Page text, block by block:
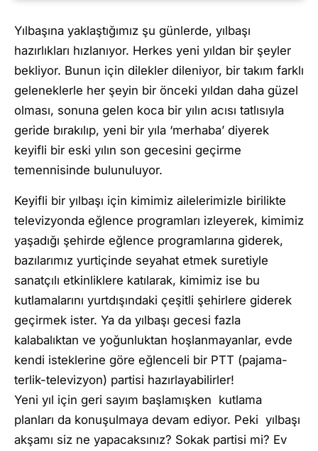
Yılbaşına yaklaştığımız şu günlerde, yılbaşı
hazırlıkları hızlanıyor. Herkes yeni yıldan bir şeyler
bekliyor. Bunun için dilekler dileniyor, bir takım farklı
geleneklerle her şeyin bir önceki yıldan daha güzel
olması, sonuna gelen koca bir yılın acısı tatlısıyla
geride bırakılıp, yeni bir yıla ‘merhaba’ diyerek
keyifli bir eski yılın son gecesini geçirme
temennisinde bulunuluyor.
Keyifli bir yılbaşı için kimimiz ailelerimizle birilikte
televizyonda eğlence programları izleyerek, kimimiz
yaşadığı şehirde eğlence programlarına giderek,
bazılarımız yurtiçinde seyahat etmek suretiyle
sanatçılı etkinliklere katılarak, kimimiz ise bu
kutlamalarını yurtdışındaki çeşitli şehirlere giderek
geçirmek ister. Ya da yılbaşı gecesi fazla
kalabalıktan ve yoğunluktan hoşlanmayanlar, evde
kendi isteklerine göre eğlenceli bir PTT (pajama-
terlik-televizyon) partisi hazırlayabilirler!
Yeni yıl için geri sayım başlamışken kutlama
planları da konuşulmaya devam ediyor. Peki yılbaşı
akşamı siz ne yapacaksınız? Sokak partisi mi? Ev